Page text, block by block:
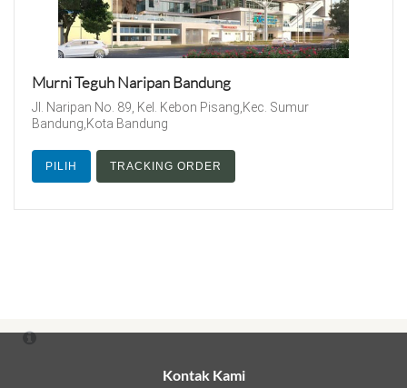
Murni Teguh Naripan Bandung
Jl. Naripan No. 89, Kel. Kebon Pisang,Kec. Sumur
Bandung,Kota Bandung
PILIH TRACKING ORDER
Kontak Kami